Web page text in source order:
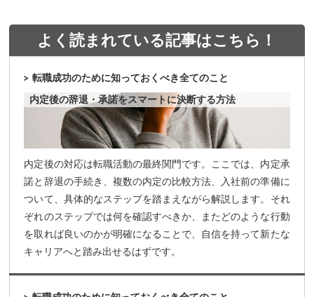
よく読まれている記事はこちら！
転職成功のために知っておくべき全てのこと
内定後の辞退・承諾をスマートに決断する方法
内定後の対応は転職活動の最終関門です。ここでは、内定承
諾と辞退の手続き、複数の内定の比較方法、入社前の準備に
ついて、具体的なステップを踏まえながら解説します。それ
ぞれのステップでは何を確認すべきか、またどのような行動
を取れば良いのかが明確になることで、自信を持って新たな
キャリアへと踏み出せるはずです。